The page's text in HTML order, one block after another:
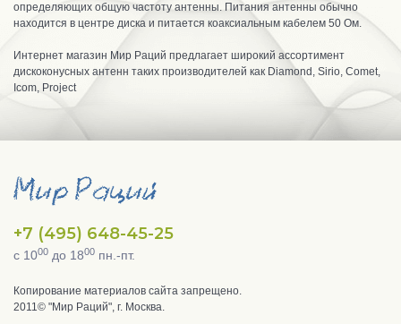
определяющих общую частоту антенны. Питания антенны обычно
находится в центре диска и питается коаксиальным кабелем 50 Ом.
Интернет магазин Мир Раций предлагает широкий ассортимент
дискоконусных антенн таких производителей как Diamond, Sirio, Comet,
Icom, Project
+7 (495) 648-45-25
с 1000 до 1800 пн.-пт.
Копирование материалов сайта запрещено.
2011© "Мир Раций", г. Москва.